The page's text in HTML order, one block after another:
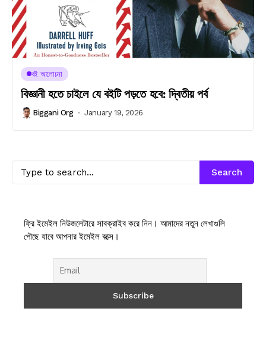
বই আলোচনা
বিজ্ঞানী হতে চাইলে যে বইটি পড়তে হবে: দ্বিতীয় পর্ব
Biggani Org January 19, 2026
Search
ফ্রি ইমেইল নিউজলেটারে সাবক্রাইব করে নিন। আমাদের নতুন লেখাগুলি
পৌছে যাবে আপনার ইমেইল বক্সে।